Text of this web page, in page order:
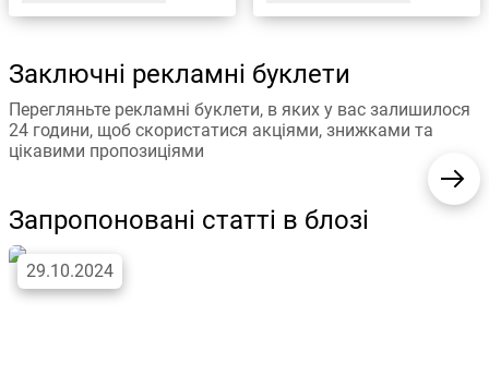
Заключні рекламні буклети
Перегляньте рекламні буклети, в яких у вас залишилося
24 години, щоб скористатися акціями, знижками та
цікавими пропозиціями
Запропоновані статті в блозі
29.10.2024